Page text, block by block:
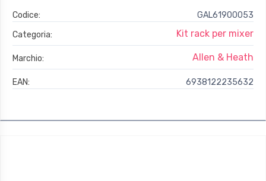
Codice:
GAL61900053
Categoria:
Kit rack per mixer
Marchio: Allen & Heath
EAN: 6938122235632